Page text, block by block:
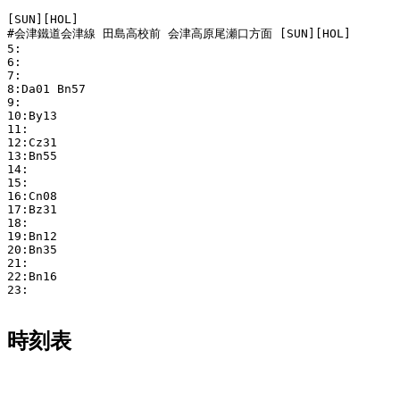
[SUN][HOL]
#会津鐵道会津線 田島高校前 会津高原尾瀬口方面 [SUN][HOL]
5:
6:
7:
8:Da01 Bn57
9:
10:By13
11:
12:Cz31
13:Bn55
14:
15:
16:Cn08
17:Bz31
18:
19:Bn12
20:Bn35
21:
22:Bn16
23:
時刻表